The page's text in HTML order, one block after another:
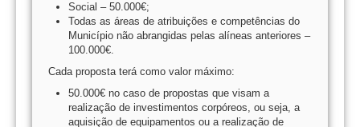
Social – 50.000€;
Todas as áreas de atribuições e competências do
Município não abrangidas pelas alíneas anteriores –
100.000€.
Cada proposta terá como valor máximo:
50.000€ no caso de propostas que visam a
realização de investimentos corpóreos, ou seja, a
aquisição de equipamentos ou a realização de